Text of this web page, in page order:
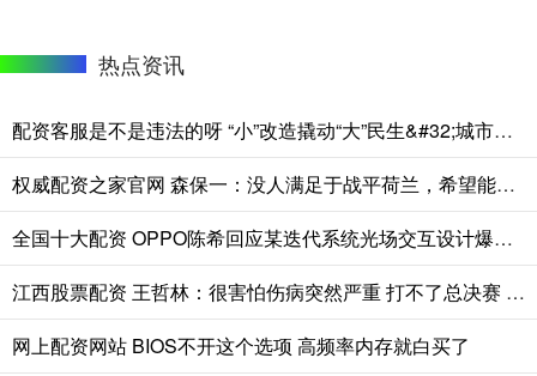
热点资讯
配资客服是不是违法的呀 “小”改造撬动“大”民生&#32;城市微更新切实提升群众“幸福感+获得感”
权威配资之家官网 森保一：没人满足于战平荷兰，希望能把上届苦涩教训用到这次比赛
全国十大配资 OPPO陈希回应某迭代系统光场交互设计爆料，称17改动不会很大
江西股票配资 王哲林：很害怕伤病突然严重 打不了总决赛 我不会后悔带伤出战
网上配资网站 BIOS不开这个选项 高频率内存就白买了